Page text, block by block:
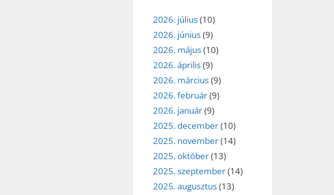
2026. július(10)
2026. június(9)
2026. május(10)
2026. április(9)
2026. március(9)
2026. február(9)
2026. január(9)
2025. december(10)
2025. november(14)
2025. október(13)
2025. szeptember(14)
2025. augusztus(13)